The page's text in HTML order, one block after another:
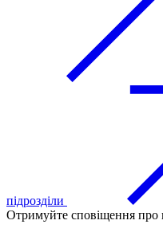
підрозділи
Отримуйте сповіщення про